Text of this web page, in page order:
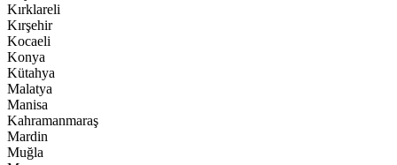
Kırklareli
Kırşehir
Kocaeli
Konya
Kütahya
Malatya
Manisa
Kahramanmaraş
Mardin
Muğla